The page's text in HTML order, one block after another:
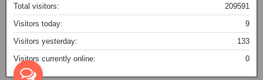
209591
Total visitors:
9
Visitors today:
133
Visitors yesterday:
0
Visitors currently online: